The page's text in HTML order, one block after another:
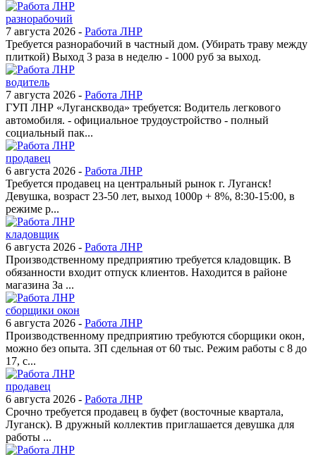
разнорабочий
7 августа 2026 - Работа ЛНР
Требуется разнорабочий в частный дом. (Убирать траву между
плиткой) Выход 3 раза в неделю - 1000 руб за выход.
водитель
7 августа 2026 - Работа ЛНР
ГУП ЛНР «Лугансквода» требуется: Водитель легкового
автомобиля. - официальное трудоустройство - полный
социальный пак...
продавец
6 августа 2026 - Работа ЛНР
Требуется продавец на центральный рынок г. Луганск!
Девушка, возраст 23-50 лет, выход 1000р + 8%, 8:30-15:00, в
режиме р...
кладовщик
6 августа 2026 - Работа ЛНР
Производственному предприятию требуется кладовщик. В
обязанности входит отпуск клиентов. Находится в районе
магазина За ...
сборщики окон
6 августа 2026 - Работа ЛНР
Производственному предприятию требуются сборщики окон,
можно без опыта. ЗП сдельная от 60 тыс. Режим работы с 8 до
17, с...
продавец
6 августа 2026 - Работа ЛНР
Срочно требуется продавец в буфет (восточные квартала,
Луганск). В дружный коллектив приглашается девушка для
работы ...